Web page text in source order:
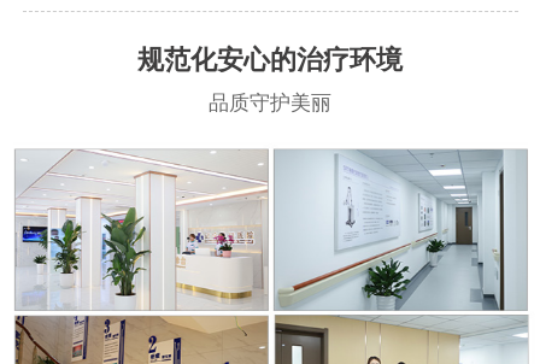
规范化安心的治疗环境
品质守护美丽